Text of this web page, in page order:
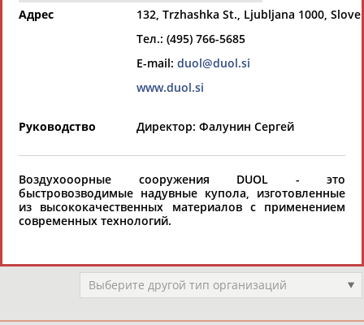
Просмотры
47181
Организации спортивной отрасли
СВОДНЫЕ ИНДЕКСЫ
РЕСУРСНАЯ ПЛОЩАДКА
Организации спортивной отрасли
Выберите другой тип организаций
Адрес
132, Trzhashka St., Ljubljana 1000,
Тел.: (495) 766-5685
E-mail: duol@duol.si
www.duol.si
Руководство Директор: Фалунин Сергей
Воздухооорные сооружения DUOL - это
быстровозводимые надувные купола, изготовленные
из высококачественных материалов с применением
современных технологий.